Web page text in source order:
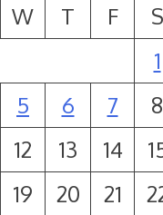
W T F S
1
5 6 7 8
12 13 14
19 20 21